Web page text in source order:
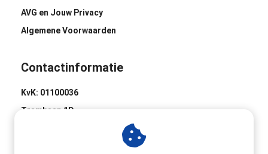
AVG en Jouw Privacy
Algemene Voorwaarden
Contactinformatie
KvK: 01100036
Trambaan 1D